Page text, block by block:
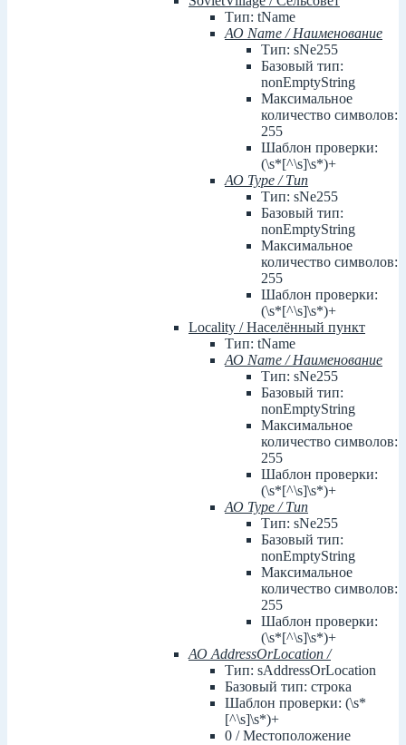
Тип: tName
АО Name / Наименование
Тип: sNe255
Базовый тип:
nonEmptyString
Максимальное
количество символов:
255
Шаблон проверки:
(\s*[^\s]\s*)+
АО Type / Тип
Тип: sNe255
Базовый тип:
nonEmptyString
Максимальное
количество символов:
255
Шаблон проверки:
(\s*[^\s]\s*)+
Locality / Населённый пункт
Тип: tName
АО Name / Наименование
Тип: sNe255
Базовый тип:
nonEmptyString
Максимальное
количество символов:
255
Шаблон проверки:
(\s*[^\s]\s*)+
АО Type / Тип
Тип: sNe255
Базовый тип:
nonEmptyString
Максимальное
количество символов:
255
Шаблон проверки:
(\s*[^\s]\s*)+
АО AddressOrLocation /
Тип: sAddressOrLocation
Базовый тип: строка
Шаблон проверки: (\s*
[^\s]\s*)+
0 / Местоположение